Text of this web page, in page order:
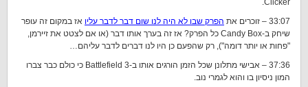
Clicker.
33:07 – זוכרים את
הפרק שבו לא היה לנו שום דבר לדבר עליו אז במקום זה עופר
שיחק ב-Candy Box כל הפרק? אז זה בערך אותו דבר (או אם לצטט את זיירמן,
"פחות או יותר דומה"), רק שהפעם כן היו לנו דברים לדבר עליהם…
37:36 – אבישי מתלונן שכל הזמן הורגים אותו ב-Battlefield 3 כי כולם כבר צברו
המון ניסיון בו והוא לגמרי נוב.